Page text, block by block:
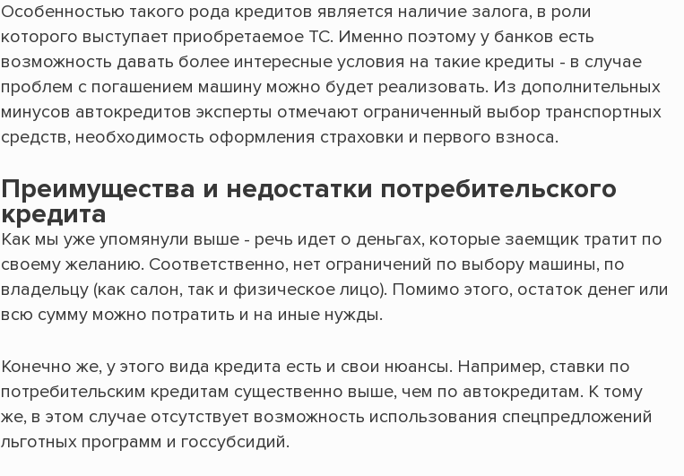
Особенностью такого рода кредитов является наличие залога, в роли
которого выступает приобретаемое ТС. Именно поэтому у банков есть
возможность давать более интересные условия на такие кредиты - в случае
проблем с погашением машину можно будет реализовать. Из дополнительных
минусов автокредитов эксперты отмечают ограниченный выбор транспортных
средств, необходимость оформления страховки и первого взноса.
Преимущества и недостатки потребительского
кредита
Как мы уже упомянули выше - речь идет о деньгах, которые заемщик тратит по
своему желанию. Соответственно, нет ограничений по выбору машины, по
владельцу (как салон, так и физическое лицо). Помимо этого, остаток денег или
всю сумму можно потратить и на иные нужды.
Конечно же, у этого вида кредита есть и свои нюансы. Например, ставки по
потребительским кредитам существенно выше, чем по автокредитам. К тому
же, в этом случае отсутствует возможность использования спецпредложений
льготных программ и госсубсидий.